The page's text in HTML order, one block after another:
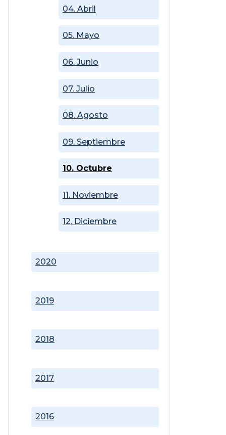
2016
2017
2018
2019
2020
04. Abril
05. Mayo
06. Junio
07. Julio
08. Agosto
09. Septiembre
10. Octubre
11. Noviembre
12. Diciembre